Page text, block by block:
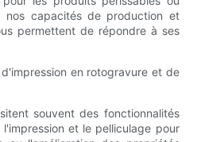
nos capacités de production et
permettent de répondre à ses
en rotogravure et de
souvent des fonctionnalités
et le pelliculage pour